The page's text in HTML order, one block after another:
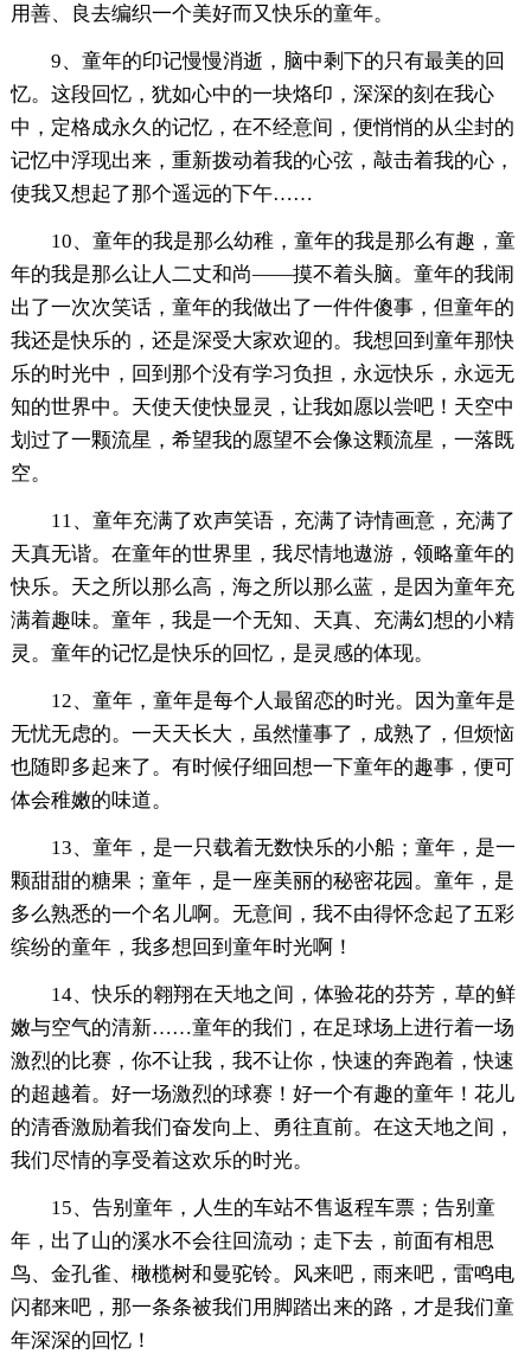
用善、良去编织一个美好而又快乐的童年。
9、童年的印记慢慢消逝，脑中剩下的只有最美的回
忆。这段回忆，犹如心中的一块烙印，深深的刻在我心
中，定格成永久的记忆，在不经意间，便悄悄的从尘封的
记忆中浮现出来，重新拨动着我的心弦，敲击着我的心，
使我又想起了那个遥远的下午……
10、童年的我是那么幼稚，童年的我是那么有趣，童
年的我是那么让人二丈和尚——摸不着头脑。童年的我闹
出了一次次笑话，童年的我做出了一件件傻事，但童年的
我还是快乐的，还是深受大家欢迎的。我想回到童年那快
乐的时光中，回到那个没有学习负担，永远快乐，永远无
知的世界中。天使天使快显灵，让我如愿以尝吧！天空中
划过了一颗流星，希望我的愿望不会像这颗流星，一落既
空。
11、童年充满了欢声笑语，充满了诗情画意，充满了
天真无谐。在童年的世界里，我尽情地遨游，领略童年的
快乐。天之所以那么高，海之所以那么蓝，是因为童年充
满着趣味。童年，我是一个无知、天真、充满幻想的小精
灵。童年的记忆是快乐的回忆，是灵感的体现。
12、童年，童年是每个人最留恋的时光。因为童年是
无忧无虑的。一天天长大，虽然懂事了，成熟了，但烦恼
也随即多起来了。有时候仔细回想一下童年的趣事，便可
体会稚嫩的味道。
13、童年，是一只载着无数快乐的小船；童年，是一
颗甜甜的糖果；童年，是一座美丽的秘密花园。童年，是
多么熟悉的一个名儿啊。无意间，我不由得怀念起了五彩
缤纷的童年，我多想回到童年时光啊！
14、快乐的翱翔在天地之间，体验花的芬芳，草的鲜
嫩与空气的清新……童年的我们，在足球场上进行着一场
激烈的比赛，你不让我，我不让你，快速的奔跑着，快速
的超越着。好一场激烈的球赛！好一个有趣的童年！花儿
的清香激励着我们奋发向上、勇往直前。在这天地之间，
我们尽情的享受着这欢乐的时光。
15、告别童年，人生的车站不售返程车票；告别童
年，出了山的溪水不会往回流动；走下去，前面有相思
鸟、金孔雀、橄榄树和曼驼铃。风来吧，雨来吧，雷鸣电
闪都来吧，那一条条被我们用脚踏出来的路，才是我们童
年深深的回忆！